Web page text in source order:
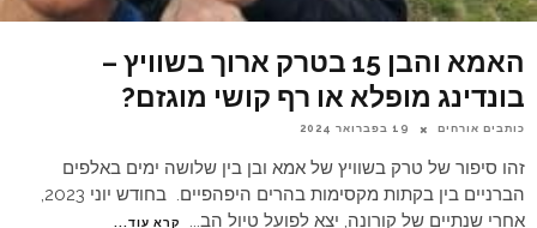
האמא והבן 15 בטרק ארוך בשוויץ –
בונדינג מופלא או רף קושי מוגזם?
כותבים אורחים 19 בפברואר 2024
זהו סיפור של טרק בשוויץ של אמא ובן בין שלושה ימים באלפים
הברניים בין בקתות מקסימות בהרים היפהפיים. בחודש יוני 2023,
אחרי שנתיים של קורונה, יצא לפועל טיול הב... קרא עוד...